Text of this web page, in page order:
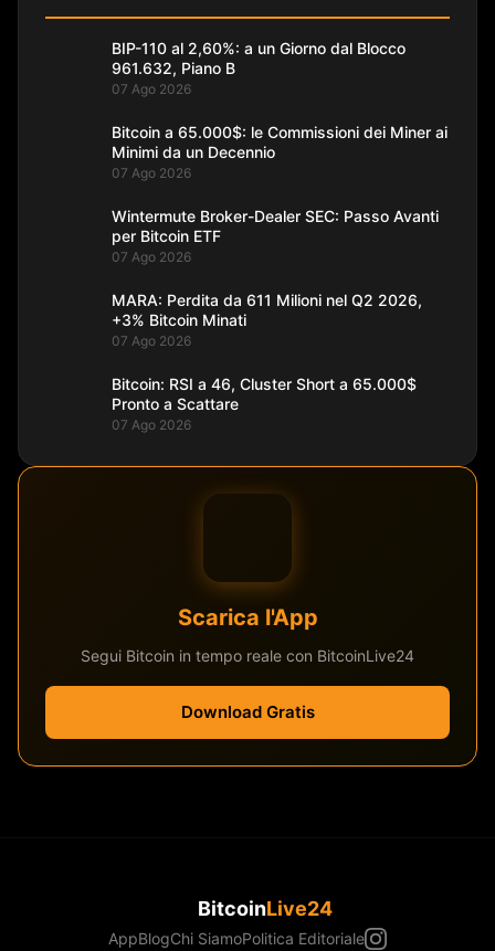
BIP-110 al 2,60%: a un Giorno dal Blocco
961.632, Piano B
07 Ago 2026
Bitcoin a 65.000$: le Commissioni dei Miner ai
Minimi da un Decennio
07 Ago 2026
Wintermute Broker-Dealer SEC: Passo Avanti
per Bitcoin ETF
07 Ago 2026
MARA: Perdita da 611 Milioni nel Q2 2026,
+3% Bitcoin Minati
07 Ago 2026
Bitcoin: RSI a 46, Cluster Short a 65.000$
Pronto a Scattare
07 Ago 2026
Scarica l'App
Segui Bitcoin in tempo reale con BitcoinLive24
Download Gratis
BitcoinLive24
AppBlogChi SiamoPolitica Editoriale